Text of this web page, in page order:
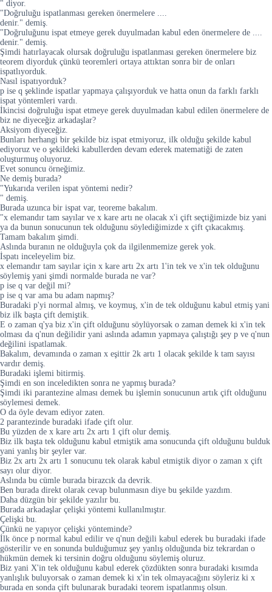
" diyor.
"Doğruluğu ispatlanması gereken önermelere ....
denir." demiş.
"Doğruluğunu ispat etmeye gerek duyulmadan kabul eden önermelere de ....
denir." demiş.
Şimdi hatırlayacak olursak doğruluğu ispatlanması gereken önermelere biz
teorem diyorduk çünkü teoremleri ortaya attıktan sonra bir de onları
ispatlıyorduk.
Nasıl ispatıyorduk?
p ise q şeklinde ispatlar yapmaya çalışıyorduk ve hatta onun da farklı farklı
ispat yöntemleri vardı.
İkincisi doğruluğu ispat etmeye gerek duyulmadan kabul edilen önermelere de
biz ne diyeceğiz arkadaşlar?
Aksiyom diyeceğiz.
Bunları herhangi bir şekilde biz ispat etmiyoruz, ilk olduğu şekilde kabul
ediyoruz ve o şekildeki kabullerden devam ederek matematiği de zaten
oluşturmuş oluyoruz.
Evet sonuncu örneğimiz.
Ne demiş burada?
"Yukarıda verilen ispat yöntemi nedir?
" demiş.
Burada uzunca bir ispat var, teoreme bakalım.
"x elemandır tam sayılar ve x kare artı ne olacak x'i çift seçtiğimizde biz yani
ya da bunun sonucunun tek olduğunu söylediğimizde x çift çıkacakmış.
Tamam bakalım şimdi.
Aslında buranın ne olduğuyla çok da ilgilenmemize gerek yok.
İspatı inceleyelim biz.
x elemandır tam sayılar için x kare artı 2x artı 1'in tek ve x'in tek olduğunu
söylemiş yani şimdi normalde burada ne var?
p ise q var değil mi?
p ise q var ama bu adam napmış?
Buradaki p'yi normal almış, ve koymuş, x'in de tek olduğunu kabul etmiş yani
biz ilk başta çift demiştik.
E o zaman q'ya biz x'in çift olduğunu söylüyorsak o zaman demek ki x'in tek
olması da q'nun değilidir yani aslında adamın yapmaya çalıştığı şey p ve q'nun
değilini ispatlamak.
Bakalım, devamında o zaman x eşittir 2k artı 1 olacak şekilde k tam sayısı
vardır demiş.
Buradaki işlemi bitirmiş.
Şimdi en son inceledikten sonra ne yapmış burada?
Şimdi iki parantezine alması demek bu işlemin sonucunun artık çift olduğunu
söylemesi demek.
O da öyle devam ediyor zaten.
2 parantezinde buradaki ifade çift olur.
Bu yüzden de x kare artı 2x artı 1 çift olur demiş.
Biz ilk başta tek olduğunu kabul etmiştik ama sonucunda çift olduğunu bulduk
yani yanlış bir şeyler var.
Biz 2x artı 2x artı 1 sonucunu tek olarak kabul etmiştik diyor o zaman x çift
sayı olur diyor.
Aslında bu cümle burada birazcık da devrik.
Ben burada direkt olarak cevap bulunmasın diye bu şekilde yazdım.
Daha düzgün bir şekilde yazılır bu.
Burada arkadaşlar çelişki yöntemi kullanılmıştır.
Çelişki bu.
Çünkü ne yapıyor çelişki yönteminde?
İlk önce p normal kabul edilir ve q'nun değili kabul ederek bu buradaki ifade
gösterilir ve en sonunda bulduğumuz şey yanlış olduğunda biz tekrardan o
hükmün demek ki tersinin doğru olduğunu söylemiş oluruz.
Biz yani X'in tek olduğunu kabul ederek çözdükten sonra buradaki kısımda
yanlışlık buluyorsak o zaman demek ki x'in tek olmayacağını söyleriz ki x
burada en sonda çift bulunarak buradaki teorem ispatlanmış olsun.